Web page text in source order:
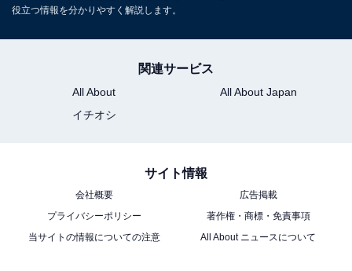
ズリダクション）」の略語で、文字通り「Noise（ノイ
ズ）をReduction（リダクション＝縮小・補正）するこ
と」という意味があります。動画やラジオなどのノイズ
また、場合によっては処理機器自体を示すこともありま
役立つ情報を分かりやすく解説します。
関連サービス
All About
All About Japan
イチオシ
サイト情報
会社概要
広告掲載
プライバシーポリシー
著作権・商標・免責事項
当サイトの情報についての注意
All About ニュースについて